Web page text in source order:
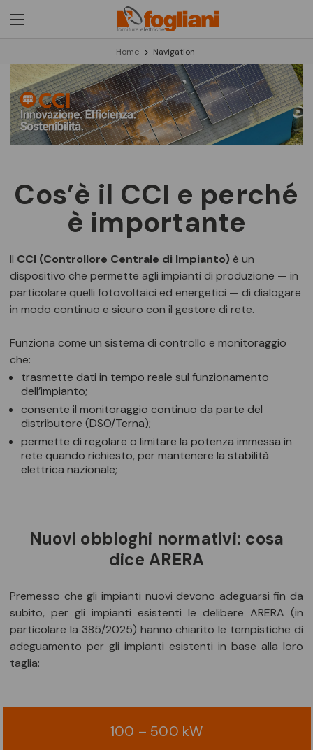
Home Navigation
Cos’è il CCI e perché
è importante
Il CCI (Controllore Centrale di Impianto) è un
dispositivo che permette agli impianti di produzione — in
particolare quelli fotovoltaici ed energetici — di dialogare
in modo continuo e sicuro con il gestore di rete.
Funziona come un sistema di controllo e monitoraggio
che:
trasmette dati in tempo reale sul funzionamento
dell’impianto;
consente il monitoraggio continuo da parte del
distributore (DSO/Terna);
permette di regolare o limitare la potenza immessa in
rete quando richiesto, per mantenere la stabilità
elettrica nazionale;
Nuovi obbloghi normativi: cosa
dice ARERA
Premesso che gli impianti nuovi devono adeguarsi fin da
subito, per gli impianti esistenti le delibere ARERA (in
particolare la 385/2025) hanno chiarito le tempistiche di
adeguamento per gli impianti esistenti in base alla loro
taglia:
100 – 500 kW